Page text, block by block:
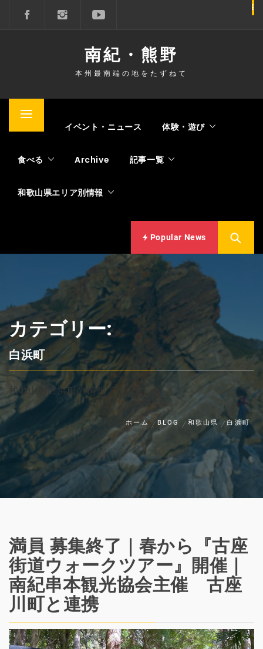
ス
ッ
南紀・熊野
本州最南端の地をたずねて
メ
メ
ュ
イベント・ニュース 体験・遊び
食べる Archive 記事一覧
和歌山県エリア別情報
Popular News
カテゴリー:
白浜町
和歌山県白浜町の情報です
ホーム BLOG 和歌山県 白浜町
満員 募集終了｜春から『古座
街道ウォークツアー』開催｜
南紀串本観光協会主催 古座
川町と連携